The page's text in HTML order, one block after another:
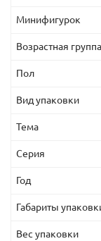
Минифигурок
Возрастная группа
Пол
Вид упаковки
Тема
Серия
Год
Габариты
Вес упаковки